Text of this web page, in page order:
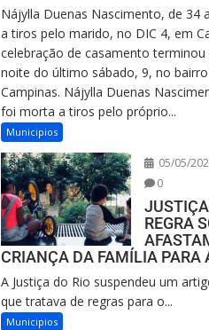
Nájylla Duenas Nascimento, de 34
a tiros pelo marido, no DIC 4, em
celebração de casamento
noite do último sábado, 9, no
Campinas. Nájylla Duenas
foi morta a tiros pelo próprio...
Municipios
05/05/
0
REGRA
CRIANÇA DA FAMÍLIA PARA
A Justiça do Rio suspendeu um
que tratava de regras para o...
Municipios